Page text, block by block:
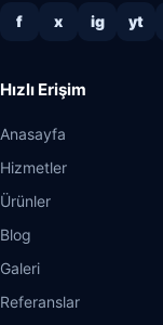
f x ig yt
Hızlı Erişim
Anasayfa
Hizmetler
Ürünler
Blog
Galeri
Referanslar